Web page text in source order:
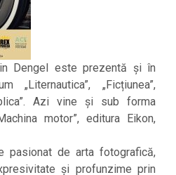
Dengel este prezentă și în
„Liternautica”, „Ficțiunea”,
Azi vine și sub forma
motor”, editura Eikon,
pasionat de arta fotografică,
și profunzime prin